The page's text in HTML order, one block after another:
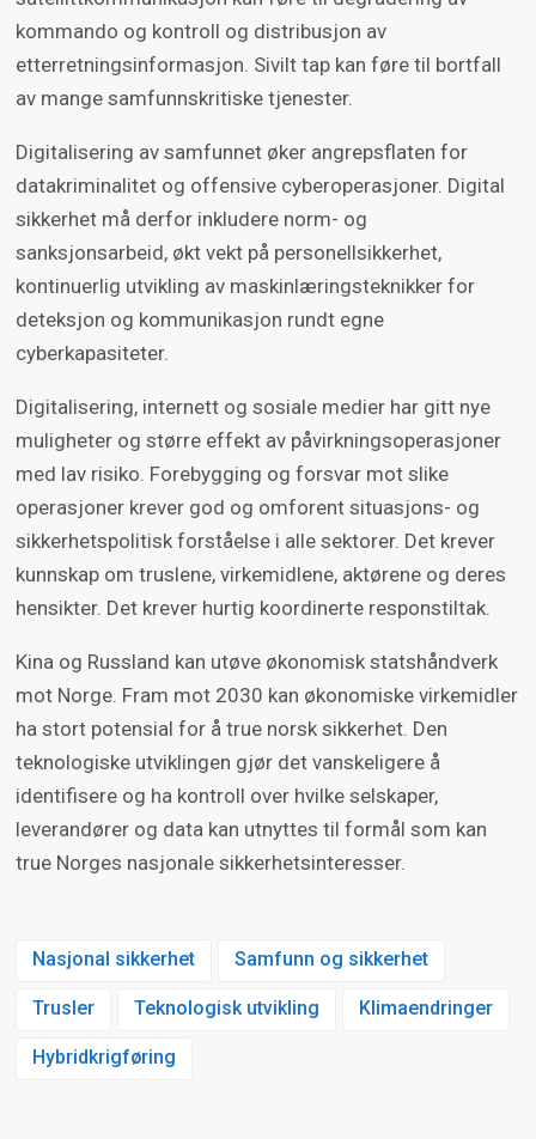
kommando og kontroll og distribusjon av
etterretningsinformasjon. Sivilt tap kan føre til bortfall
av mange samfunnskritiske tjenester.
Digitalisering av samfunnet øker angrepsflaten for
datakriminalitet og offensive cyberoperasjoner. Digital
sikkerhet må derfor inkludere norm- og
sanksjonsarbeid, økt vekt på personellsikkerhet,
kontinuerlig utvikling av maskinlæringsteknikker for
deteksjon og kommunikasjon rundt egne
cyberkapasiteter.
Digitalisering, internett og sosiale medier har gitt nye
muligheter og større effekt av påvirkningsoperasjoner
med lav risiko. Forebygging og forsvar mot slike
operasjoner krever god og omforent situasjons- og
sikkerhetspolitisk forståelse i alle sektorer. Det krever
kunnskap om truslene, virkemidlene, aktørene og deres
hensikter. Det krever hurtig koordinerte responstiltak.
Kina og Russland kan utøve økonomisk statshåndverk
mot Norge. Fram mot 2030 kan økonomiske virkemidler
ha stort potensial for å true norsk sikkerhet. Den
teknologiske utviklingen gjør det vanskeligere å
identifisere og ha kontroll over hvilke selskaper,
leverandører og data kan utnyttes til formål som kan
true Norges nasjonale sikkerhetsinteresser.
Nasjonal sikkerhet Samfunn og sikkerhet
Trusler Teknologisk utvikling Klimaendringer
Hybridkrigføring